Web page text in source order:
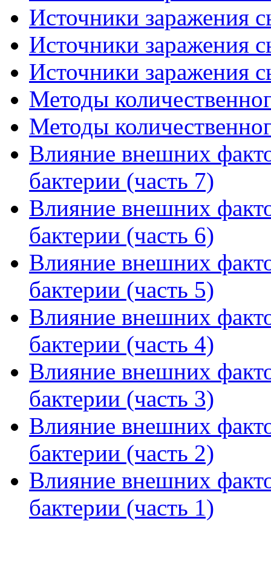
Источники заражения
Источники заражения
Источники заражения
Методы
Методы
Влияние внешних
бактерии (часть 7)
Влияние внешних
бактерии (часть 6)
Влияние внешних
бактерии (часть 5)
Влияние внешних
бактерии (часть 4)
Влияние внешних
бактерии (часть 3)
Влияние внешних
бактерии (часть 2)
Влияние внешних
бактерии (часть 1)